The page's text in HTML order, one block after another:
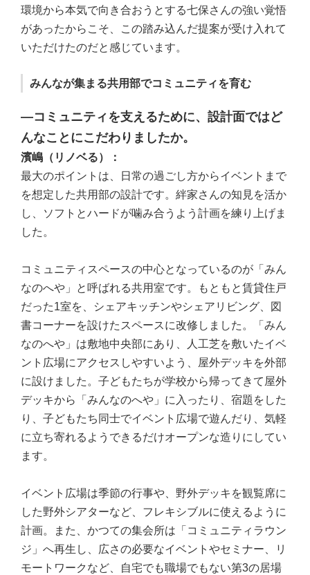
環境から本気で向き合おうとする七保さんの強い覚悟
があったからこそ、この踏み込んだ提案が受け入れて
いただけたのだと感じています。
みんなが集まる共用部でコミュニティを育む
―コミュニティを支えるために、設計面ではど
んなことにこだわりましたか。
濱嶋（リノベる）：
最大のポイントは、日常の過ごし方からイベントまで
を想定した共用部の設計です。絆家さんの知見を活か
し、ソフトとハードが噛み合うよう計画を練り上げま
した。
コミュニティスペースの中心となっているのが「みん
なのへや」と呼ばれる共用室です。もともと賃貸住戸
だった1室を、シェアキッチンやシェアリビング、図
書コーナーを設けたスペースに改修しました。「みん
なのへや」は敷地中央部にあり、人工芝を敷いたイベ
ント広場にアクセスしやすいよう、屋外デッキを外部
に設けました。子どもたちが学校から帰ってきて屋外
デッキから「みんなのへや」に入ったり、宿題をした
り、子どもたち同士でイベント広場で遊んだり、気軽
に立ち寄れるようできるだけオープンな造りにしてい
ます。
イベント広場は季節の行事や、野外デッキを観覧席に
した野外シアターなど、フレキシブルに使えるように
計画。また、かつての集会所は「コミュニティラウン
ジ」へ再生し、広さの必要なイベントやセミナー、リ
モートワークなど、自宅でも職場でもない第3の居場